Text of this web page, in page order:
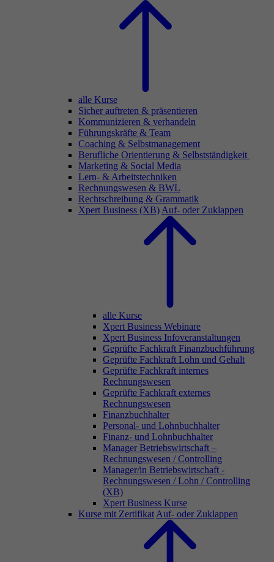
alle Kurse
Sicher auftreten & präsentieren
Kommunizieren & verhandeln
Führungskräfte & Team
Coaching & Selbstmanagement
Berufliche Orientierung & Selbstständigkeit
Marketing & Social Media
Lern- & Arbeitstechniken
Rechnungswesen & BWL
Rechtschreibung & Grammatik
Xpert Business (XB) Auf- oder Zuklappen
alle Kurse
Xpert Business Webinare
Xpert Business Infoveranstaltungen
Geprüfte Fachkraft Finanzbuchführung
Geprüfte Fachkraft Lohn und Gehalt
Geprüfte Fachkraft internes
Rechnungswesen
Geprüfte Fachkraft externes
Rechnungswesen
Finanzbuchhalter
Personal- und Lohnbuchhalter
Finanz- und Lohnbuchhalter
Manager Betriebswirtschaft –
Rechnungswesen / Controlling
Manager/in Betriebswirtschaft -
Rechnungswesen / Lohn / Controlling
(XB)
Xpert Business Kurse
Kurse mit Zertifikat Auf- oder Zuklappen